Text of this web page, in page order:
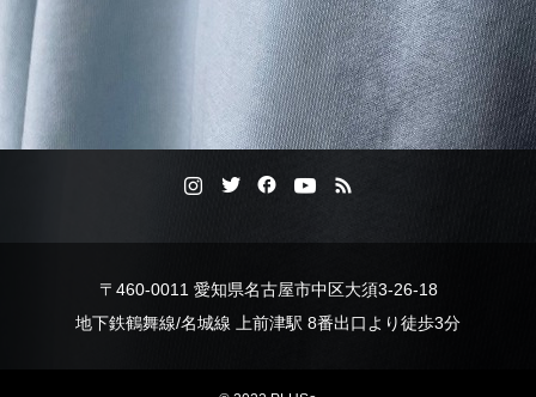
〒460-0011 愛知県名古屋市中区大須3-26-18
地下鉄鶴舞線/名城線 上前津駅 8番出口より徒歩3分